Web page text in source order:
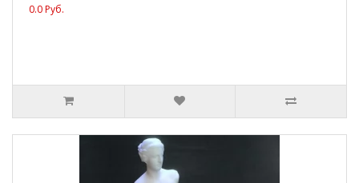
0.0 Руб.